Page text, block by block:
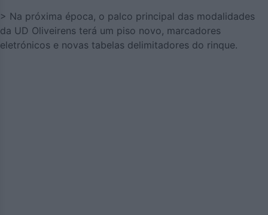
> Na próxima época, o palco principal das modalidades
da UD Oliveirens terá um piso novo, marcadores
eletrónicos e novas tabelas delimitadores do rinque.